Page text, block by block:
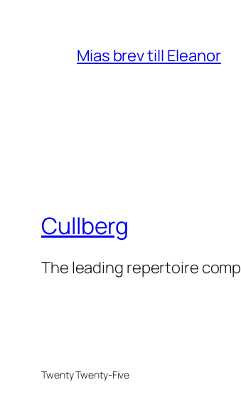
Mias brev till Eleanor
Cullberg
The leading repertoire
Twenty Twenty-Five